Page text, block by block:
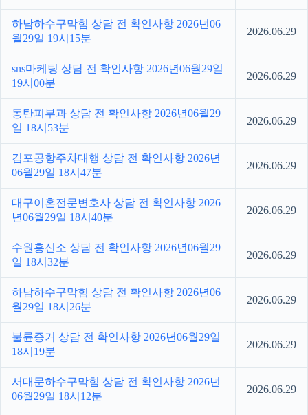
하남하수구막힘 상담 전 확인사항 2026년06
월29일 19시15분
2026.06.29
sns마케팅 상담 전 확인사항 2026년06월29일
19시00분
2026.06.29
동탄피부과 상담 전 확인사항 2026년06월29
일 18시53분
2026.06.29
김포공항주차대행 상담 전 확인사항 2026년
06월29일 18시47분
2026.06.29
대구이혼전문변호사 상담 전 확인사항 2026
년06월29일 18시40분
2026.06.29
수원흥신소 상담 전 확인사항 2026년06월29
일 18시32분
2026.06.29
하남하수구막힘 상담 전 확인사항 2026년06
월29일 18시26분
2026.06.29
불륜증거 상담 전 확인사항 2026년06월29일
18시19분
2026.06.29
서대문하수구막힘 상담 전 확인사항 2026년
06월29일 18시12분
2026.06.29